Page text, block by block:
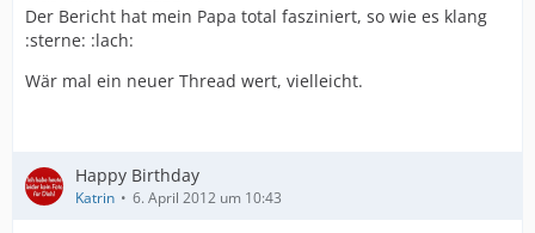
Der Bericht hat mein Papa total fasziniert, so wie es klang
:sterne: :lach:
Wär mal ein neuer Thread wert, vielleicht.
Happy Birthday
Katrin 6. April 2012 um 10:43